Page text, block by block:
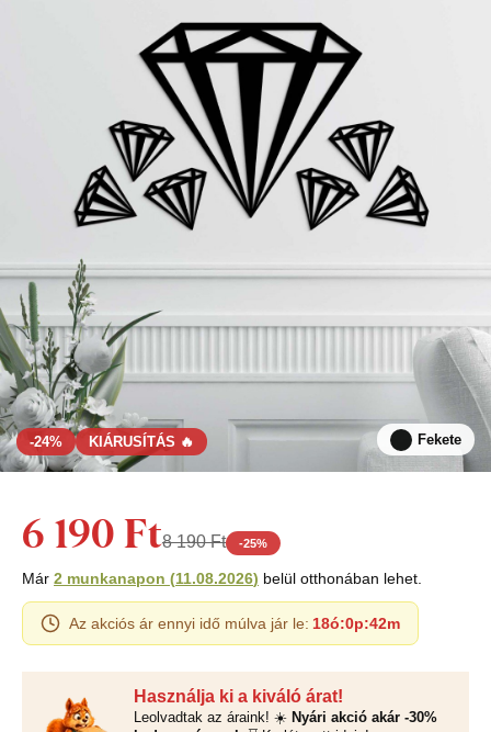
-24% KIÁRUSÍTÁS 🔥 Fekete
Használja ki a kiváló árat!
Leolvadtak az áraink! ☀️ Nyári akció akár -30%
6 190 Ft8 190 Ft -25%
Már 2 munkanapon (11.08.2026) belül otthonában lehet.
Az akciós ár ennyi idő múlva jár le: 18ó:0p:42m